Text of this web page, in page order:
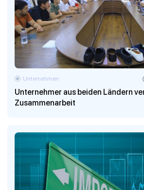
Unternehmer aus beiden Ländern
Zusammenarbeit
Unternehmen